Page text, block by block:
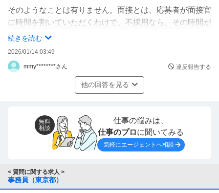
す。(私の元で働くことになるので私も面接に参加します)
というか事務員の応募なので、適当・書き漏れ・独自判断
何か決定的に上司が見て「この人は事務員向いてないね」
と感じるような質問ありませんでしょうか？
※色んな方の意見を聞きたいので、ここ数日同じような質
問してます。ご了承ください
落とす面接があまり良くないことは重々承知です。 しかし、履歴書もまとも
に書けない30代後半ってどう考えてもズレてるし、そういう人って全てにお
いてズレてることが多いと経験から判断してます。 履歴書の書き方だけがズ
でズレが生じると考えられます。 私としては不採用と思って上司に履歴書を
見た段階で「パートならまだしも正社員で雇うのであれば正直、魅力を感じ
ない」と言いましたが、とりあえず人柄を見たいということで面接するそう
そのようなことは有りません。面接とは、応募者が面接官
に時間を割いていただくわけで、不採用なら、その時間が
無駄になります。つまり、最低限、採用に値するか判断出
30代後半で、そのような履歴書・職務経歴書しか書けな
いのなら、正直社会人としての素質に疑問に思います。
のために履歴書・職務経歴書をかくのかすら社会人として
の自覚があるのか疑います。(履歴書・職務経歴書はなん
ども確認して間違いがないことが絶対条件。書き漏れ・忘
また30歳で自己PRか空欄は有りえません。10年間の社会
人として仕事にどのように向き合ってたのかを書く欄で
続きを読む
2026/01/14 03:49
mmy********さん 違反報告する
他の回答を見る
無料
相談
仕事の悩みは、
仕事のプロに聞いてみる
気軽にエージェントへ相談
< 質問に関する求人 >
事務員（東京都）